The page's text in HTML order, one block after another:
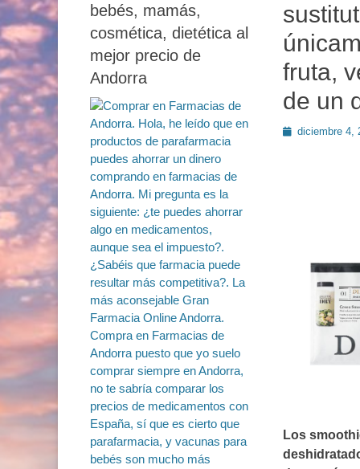
fruta,
de un
Publicado
diciembre 4,
Los
bebés, mamás,
cosmética, dietética al
mejor precio de
Andorra